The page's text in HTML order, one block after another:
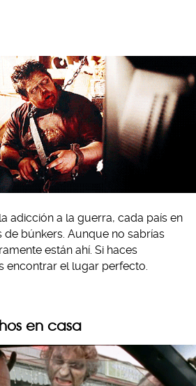
adicción a la guerra, cada país en
búnkers. Aunque no sabrías
están ahí. Si haces
encontrar el lugar perfecto.
en casa